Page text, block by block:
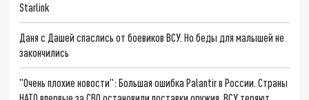
Starlink
Даня с Дашей спаслись от боевиков ВСУ. Но беды для малышей не
закончились
"Очень плохие новости": Большая ошибка Palantir в России. Страны
НАТО впервые за СВО остановили поставки оружия. ВСУ теряют